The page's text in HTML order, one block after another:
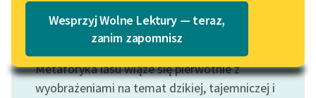
Lektury szkolne i klasyka
literatury do słuchania dla
uczennic i uczniów z
niepełnosprawnościami
Katalog w formacie PDF
Wesprzyj Wolne Lektury — teraz,
zanim zapomnisz
Motyw: Las
Metaforyka lasu wiąże się pierwotnie z
wyobrażeniami na temat dzikiej, tajemniczej i